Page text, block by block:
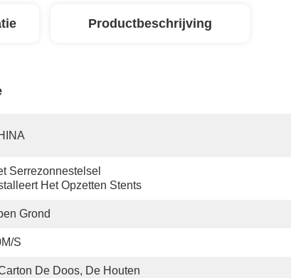
Productbeschrijving
Serrezonnestelsel
Het Opzetten Stents
Grond
S
De Doos, De Houten